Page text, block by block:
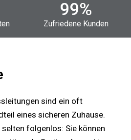
99%
Zufriedene Kunden
sind ein oft
eines sicheren Zuhause.
folgenlos: Sie können